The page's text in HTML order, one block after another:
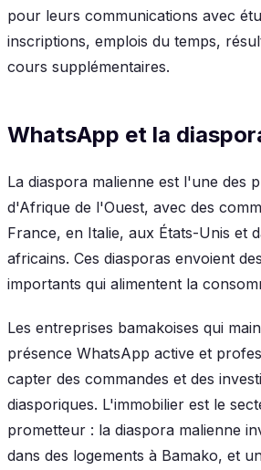
pour leurs communications avec
inscriptions, emplois du temps,
cours supplémentaires.
WhatsApp et la
La diaspora malienne est l'une des
d'Afrique de l'Ouest, avec des
France, en Italie, aux États-Unis et
africains. Ces diasporas envoient
importants qui alimentent la
Les entreprises bamakoises qui
présence WhatsApp active et
capter des commandes et des
diasporiques. L'immobilier est le
prometteur : la diaspora malienne
dans des logements à Bamako, et